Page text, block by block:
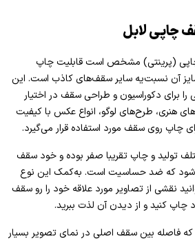
چاپی لابل
(پرینتی) مشخص است قابلیت چاپ
آن نسبت‌یه سایر سقف‌های کاذب است. این
را برای دکوراسیون و طراحی سقف در اختیار
هنری، طرح‌های لوگو، انواع عکس با کیفیت
چاپ روی سقف مورد استفاده قرار می‌گیرد.
تولید و چاپ تقریبا صفر بوده و خود سقف
می‌شود که ضد حساسیت است. به‌کمک این نوع
نقشی از تصاویر مورد علاقه خود را رو سقف
چاپ کنید و از دیدن آن لذت ببرید.
فاصله بین سقف اصلی در نمای تصویر بسیار